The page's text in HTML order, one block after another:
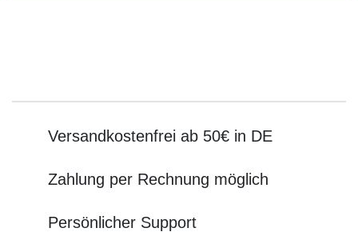
Versandkostenfrei ab 50€ in DE
Zahlung per Rechnung möglich
Persönlicher Support